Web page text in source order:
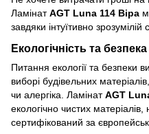
ЛамінатAGT Luna 114 Віра
завдяки інтуїтивно зрозумілій
Екологічність та
Питання екології та безпеки
виборі будівельних
чи алергіка. ЛамінатAGT
екологічно чистих
сертифікований за